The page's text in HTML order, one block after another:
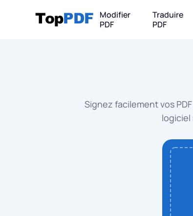
Modifier
PDF
Traduire
PDF
Signez facilement vos
logiciel